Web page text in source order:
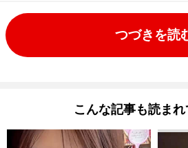
つづきを読
こんな記事も読ま